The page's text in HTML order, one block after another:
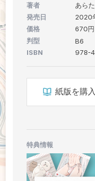
著者
あら
発売日
2020
価格
670円
判型
B6
ISBN
978-
紙版を購入
特典情報